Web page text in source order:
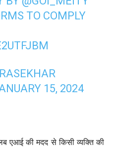
TO COMPLY
15, 2024
एआई की मदद से किसी व्यक्ति की